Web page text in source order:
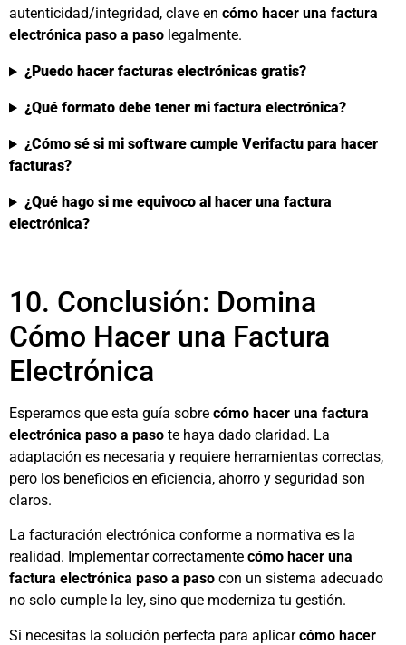
autenticidad/integridad, clave en cómo hacer una factura
electrónica paso a paso legalmente.
¿Puedo hacer facturas electrónicas gratis?
¿Qué formato debe tener mi factura electrónica?
¿Cómo sé si mi software cumple Verifactu para hacer
facturas?
¿Qué hago si me equivoco al hacer una factura
electrónica?
10. Conclusión: Domina
Cómo Hacer una Factura
Electrónica
Esperamos que esta guía sobre cómo hacer una factura
electrónica paso a paso te haya dado claridad. La
adaptación es necesaria y requiere herramientas correctas,
pero los beneficios en eficiencia, ahorro y seguridad son
claros.
La facturación electrónica conforme a normativa es la
realidad. Implementar correctamente cómo hacer una
factura electrónica paso a paso con un sistema adecuado
no solo cumple la ley, sino que moderniza tu gestión.
Si necesitas la solución perfecta para aplicarcómo hacer